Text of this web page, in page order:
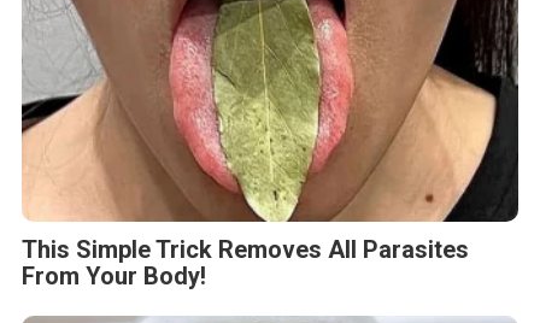
This Simple Trick Removes All Parasites
From Your Body!